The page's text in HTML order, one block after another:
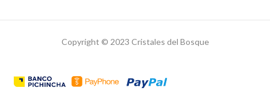
Copyright © 2023 Cristales del Bosque